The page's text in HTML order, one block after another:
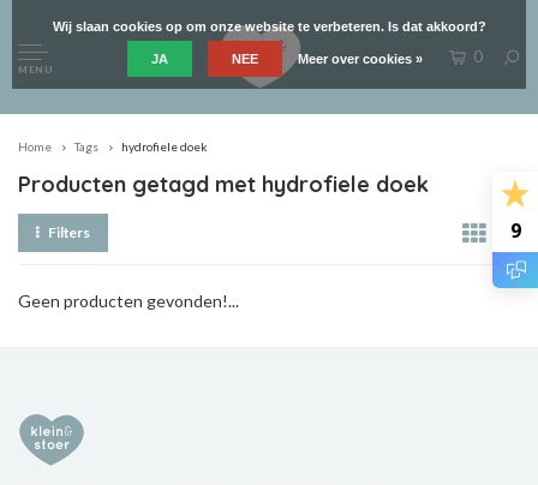
9
MENU
0
Home Tags hydrofiele doek
Producten getagd met hydrofiele doek
Filters
Geen producten gevonden!...
Wij slaan cookies op om onze website te verbeteren. Is dat akkoord?
JA NEE Meer over cookies »